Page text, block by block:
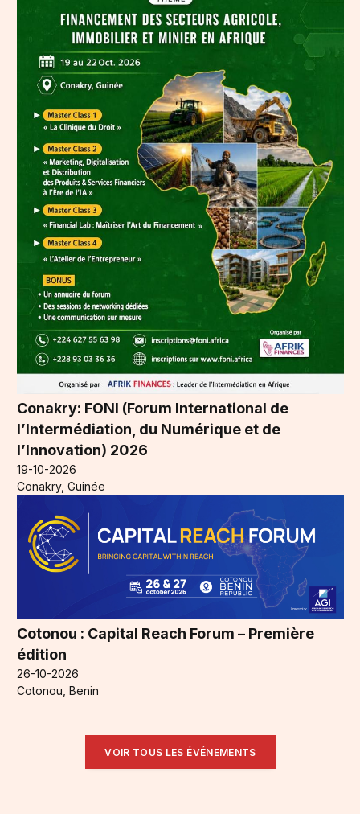
Conakry: FONI (Forum International de
l’Intermédiation, du Numérique et de
l’Innovation) 2026
19-10-2026
Conakry, Guinée
Cotonou : Capital Reach Forum – Première
édition
26-10-2026
Cotonou, Benin
VOIR TOUS LES ÉVÉNEMENTS